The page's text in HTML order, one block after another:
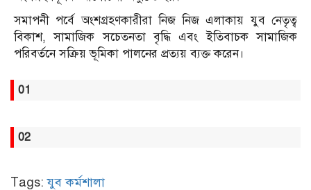
সমাপনী পর্বে অংশগ্রহণকারীরা নিজ নিজ এলাকায় যুব নেতৃত্ব
বিকাশ, সামাজিক সচেতনতা বৃদ্ধি এবং ইতিবাচক সামাজিক
পরিবর্তনে সক্রিয় ভূমিকা পালনের প্রত্যয় ব্যক্ত করেন।
01
02
Tags:যুব কর্মশালা